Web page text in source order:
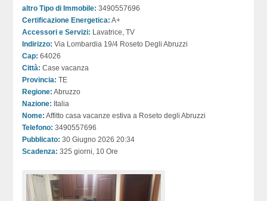
altro Tipo di Immobile: 3490557696
Certificazione Energetica: A+
Accessori e Servizi: Lavatrice, TV
Indirizzo: Via Lombardia 19/4 Roseto Degli Abruzzi
Cap: 64026
Città: Case vacanza
Provincia: TE
Regione: Abruzzo
Nazione: Italia
Nome: Affitto casa vacanze estiva a Roseto degli Abruzzi
Telefono: 3490557696
Pubblicato: 30 Giugno 2026 20:34
Scadenza: 325 giorni, 10 Ore